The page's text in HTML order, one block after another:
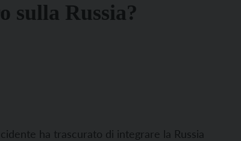
sulla Russia?
ha trascurato di integrare la Russia